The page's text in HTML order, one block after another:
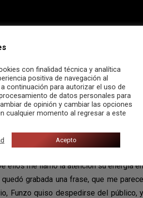
asistir a su primer concierto, el pasado
ellos me llamó la atención su energía en
grabada una frase, que me parece
Funzo quiso despedirse del público, y
con finalidad técnica y analítica
positiva de navegación al
continuación para autorizar el uso de
de datos personales para
de opinión y cambiar las opciones
cualquier momento al regresar a este
Acepto